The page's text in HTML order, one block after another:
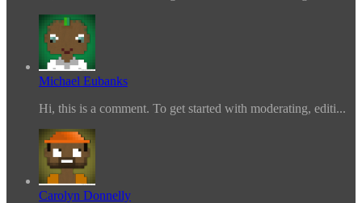
Michael Eubanks
Hi, this is a comment. To get started with moderating, editi...
Carolyn Donnelly